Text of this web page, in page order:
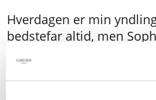
Hverdagen er min
bedstefar altid, men
hverdage med lektier,
Da hun fylder ti år, får
særlig og magisk